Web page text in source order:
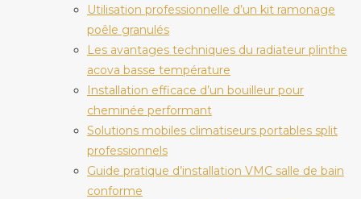
Utilisation professionnelle d’un kit ramonage
poêle granulés
Les avantages techniques du radiateur plinthe
acova basse température
Installation efficace d’un bouilleur pour
cheminée performant
Solutions mobiles climatiseurs portables split
professionnels
Guide pratique d’installation VMC salle de bain
conforme